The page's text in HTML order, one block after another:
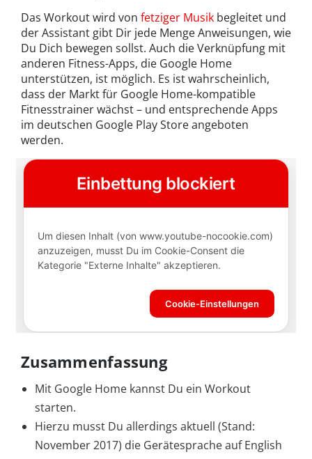
Das Workout wird von fetziger Musik begleitet und
der Assistant gibt Dir jede Menge Anweisungen, wie
Du Dich bewegen sollst. Auch die Verknüpfung mit
anderen Fitness-Apps, die Google Home
unterstützen, ist möglich. Es ist wahrscheinlich,
dass der Markt für Google Home-kompatible
Fitnesstrainer wächst – und entsprechende Apps
im deutschen Google Play Store angeboten
werden.
Zusammenfassung
Mit Google Home kannst Du ein Workout
starten.
Hierzu musst Du allerdings aktuell (Stand:
November 2017) die Gerätesprache auf English